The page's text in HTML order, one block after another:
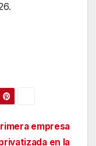
empresa
en la